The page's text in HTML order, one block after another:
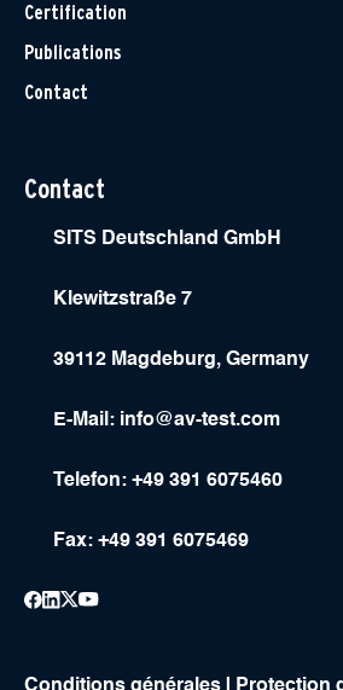
Certification
Publications
Contact
Contact
SITS Deutschland GmbH
Klewitzstraße 7
39112 Magdeburg, Germany
E-Mail: info@av-test.com
Telefon: +49 391 6075460
Fax: +49 391 6075469